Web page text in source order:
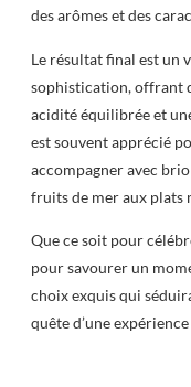
des arômes et des
Le résultat final est un
sophistication, offrant
acidité équilibrée et
est souvent apprécié
accompagner avec
fruits de mer aux plats
Que ce soit pour
pour savourer un
choix exquis qui
quête d’une